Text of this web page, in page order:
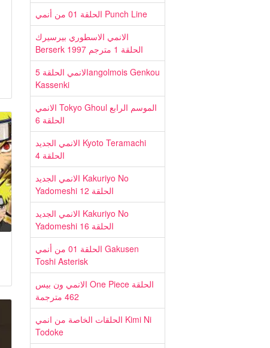
الحلقة 01 من أنمي Punch Line
الانمي الاسطوري بيرسيرك
Berserk 1997 الحلقة 1 مترجم
الانمي الحلقة 5angolmois Genkou
Kassenki
الانمي Tokyo Ghoul الموسم الرابع
الحلقة 6
الانمي الجديد Kyoto Teramachi
الحلقة 4
الانمي الجديد Kakuriyo No
Yadomeshi الحلقة 12
الانمي الجديد Kakuriyo No
Yadomeshi الحلقة 16
الحلقة 01 من أنمي Gakusen
Toshi Asterisk
الانمي ون بيس One Piece الحلقة
462 مترجمة
الحلقات الخاصة من انمي Kimi Ni
Todoke